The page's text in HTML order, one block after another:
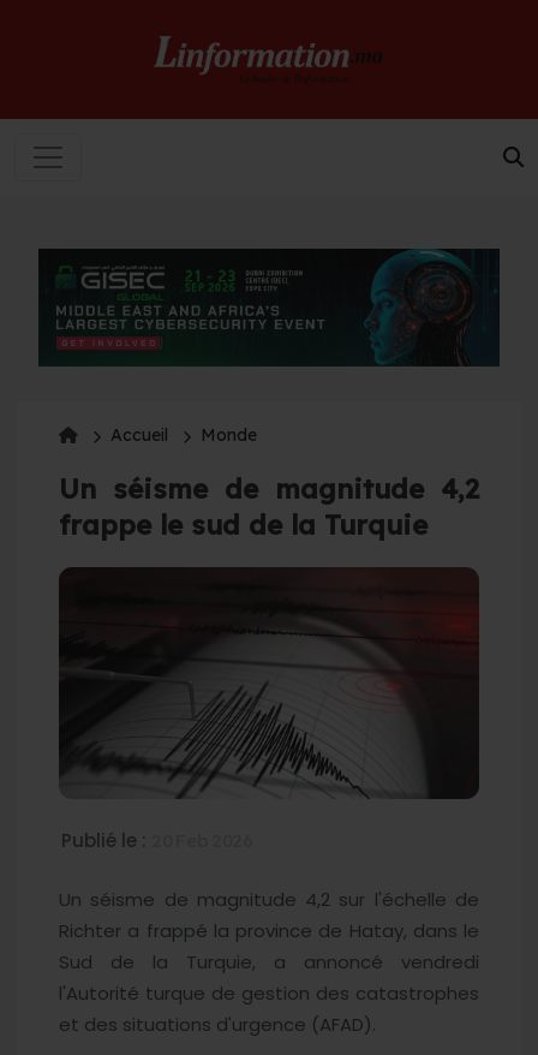
Accueil Monde
Un séisme de magnitude 4,2
frappe le sud de la Turquie
Publié le :
Un séisme de magnitude 4,2 sur l'échelle de
Richter a frappé la province de Hatay, dans le
Sud de la Turquie, a annoncé vendredi
l'Autorité turque de gestion des catastrophes
et des situations d'urgence (AFAD).